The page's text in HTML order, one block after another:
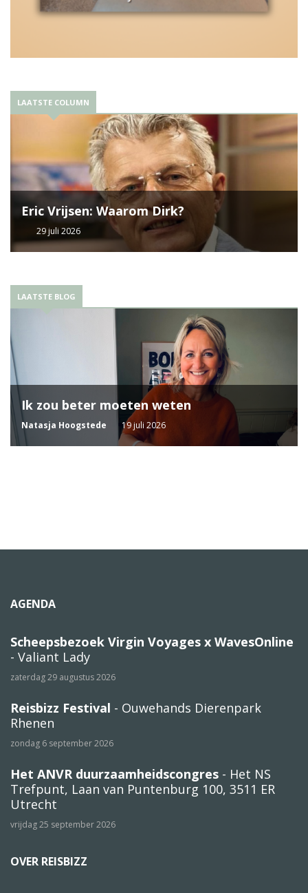
LAATSTE COLUMN
Eric Vrijsen: Waarom Dirk?
29 juli 2026
LAATSTE BLOG
Ik zou beter moeten weten
Natasja Hoogstede 19 juli 2026
AGENDA
Scheepsbezoek Virgin Voyages x WavesOnline
- Valiant Lady
zaterdag 29 augustus 2026
Reisbizz Festival - Ouwehands Dierenpark
Rhenen
zondag 6 september 2026
Het ANVR duurzaamheidscongres - Het NS
Trefpunt, Laan van Puntenburg 100, 3511 ER
Utrecht
vrijdag 25 september 2026
OVER REISBIZZ